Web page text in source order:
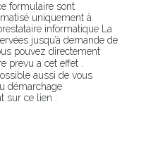
formulaire sont
uniquement à
informatique La
jusqu’à demande de
pouvez directement
prevu a cet effet .
aussi de vous
démarchage
sur ce lien :